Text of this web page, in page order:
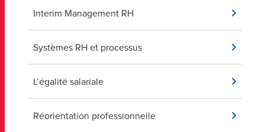
Interim Management RH
Systèmes RH et processus
L’égalité salariale
Réorientation professionnelle